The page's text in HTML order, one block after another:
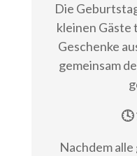
Die
kleinen Gäste
Geschenke
gemeinsam
🕓
Nachdem